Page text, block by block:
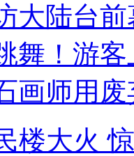
大陆台
舞！游客
画师用
楼大火